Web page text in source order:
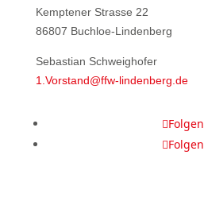
Kemptener Strasse 22
86807 Buchloe-Lindenberg
Sebastian Schweighofer
1.Vorstand@ffw-lindenberg.de
Folgen
Folgen